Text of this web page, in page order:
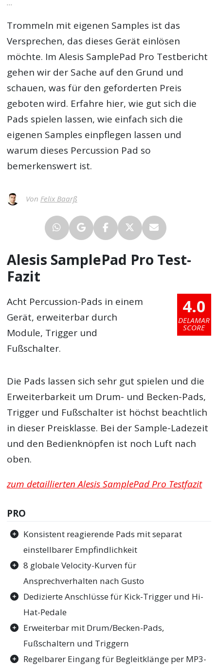
...
Trommeln mit eigenen Samples ist das
Versprechen, das dieses Gerät einlösen
möchte. ImAlesis SamplePad Pro Testbericht
gehen wir der Sache auf den Grund und
schauen, was für den geforderten Preis
geboten wird. Erfahre hier, wie gut sich die
Pads spielen lassen, wie einfach sich die
eigenen Samples einpflegen lassen und
warum dieses Percussion Pad so
bemerkenswert ist.
Von Felix Baarß
Alesis SamplePad Pro Test-
Fazit
4.0
DELAMAR
SCORE
Acht Percussion-Pads in einem
Gerät, erweiterbar durch
Module, Trigger und
Fußschalter.
Die Pads lassen sich sehr gut spielen und die
Erweiterbarkeit um Drum- und Becken-Pads,
Trigger und Fußschalter ist höchst beachtlich
in dieser Preisklasse. Bei der Sample-Ladezeit
und den Bedienknöpfen ist noch Luft nach
oben.
zum detaillierten Alesis SamplePad Pro Testfazit
PRO
Konsistent reagierende Pads mit separat
einstellbarer Empfindlichkeit
8 globale Velocity-Kurven für
Ansprechverhalten nach Gusto
Dedizierte Anschlüsse für Kick-Trigger und Hi-
Hat-Pedale
Erweiterbar mit Drum/Becken-Pads,
Fußschaltern und Triggern
Regelbarer Eingang für Begleitklänge per MP3-